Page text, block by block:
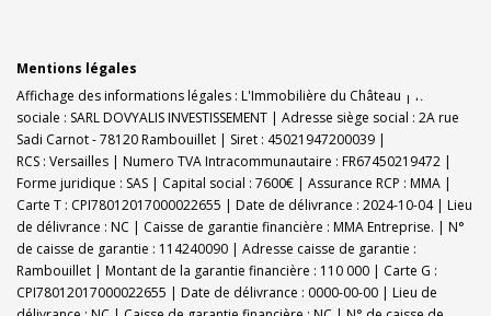
Mentions légales
Affichage des informations légales : L'Immobilière du Château | Raison
sociale : SARL DOVYALIS INVESTISSEMENT | Adresse siège social : 2A rue
Sadi Carnot - 78120 Rambouillet | Siret : 45021947200039 |
RCS : Versailles | Numero TVA Intracommunautaire : FR67450219472 |
Forme juridique : SAS | Capital social : 7600€ | Assurance RCP : MMA |
Carte T : CPI78012017000022655 | Date de délivrance : 2024-10-04 | Lieu
de délivrance : NC | Caisse de garantie financière : MMA Entreprise. | N°
de caisse de garantie : 114240090 | Adresse caisse de garantie :
Rambouillet | Montant de la garantie financière : 110 000 | Carte G :
CPI78012017000022655 | Date de délivrance : 0000-00-00 | Lieu de